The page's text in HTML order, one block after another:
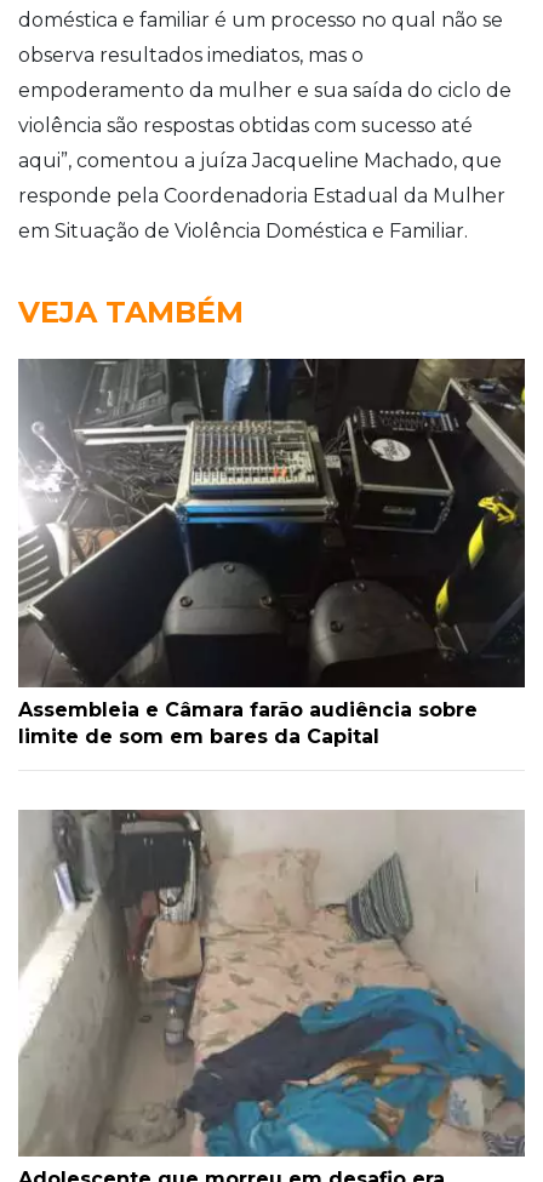
doméstica e familiar é um processo no qual não se
observa resultados imediatos, mas o
empoderamento da mulher e sua saída do ciclo de
violência são respostas obtidas com sucesso até
aqui”, comentou a juíza Jacqueline Machado, que
responde pela Coordenadoria Estadual da Mulher
em Situação de Violência Doméstica e Familiar.
VEJA TAMBÉM
Assembleia e Câmara farão audiência sobre
limite de som em bares da Capital